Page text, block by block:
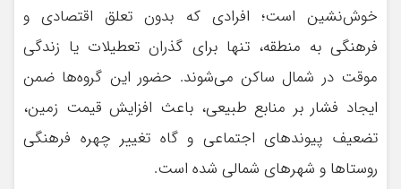
خوش‌نشین است؛ افرادی که بدون تعلق اقتصادی و
فرهنگی به منطقه، تنها برای گذران تعطیلات یا زندگی
موقت در شمال ساکن می‌شوند. حضور این گروه‌ها ضمن
ایجاد فشار بر منابع طبیعی، باعث افزایش قیمت زمین،
تضعیف پیوندهای اجتماعی و گاه تغییر چهره فرهنگی
روستاها و شهرهای شمالی شده است.